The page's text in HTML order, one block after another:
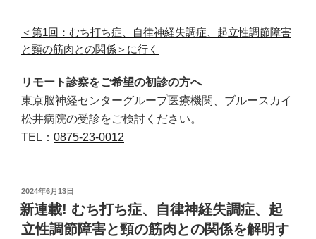
＜第1回：むち打ち症、自律神経失調症、起立性調節障害
と頸の筋肉との関係＞に行く
リモート診察をご希望の初診の方へ
東京脳神経センターグループ医療機関、ブルースカイ
松井病院の受診をご検討ください。
TEL： 0875-23-0012
投
稿
日:
2024年6月13日
新連載! むち打ち症、自律神経失調症、起
立性調節障害と頸の筋肉との関係を解明す